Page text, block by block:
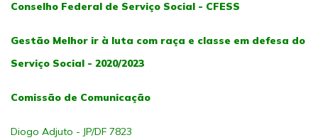
Conselho Federal de Serviço Social - CFESS
Gestão Melhor ir à luta com raça e classe em defesa do
Serviço Social - 2020/2023
Comissão de Comunicação
Diogo Adjuto - JP/DF 7823